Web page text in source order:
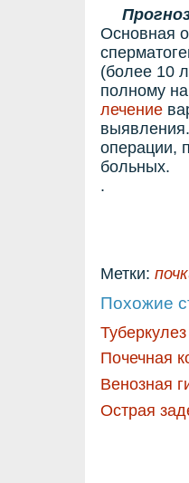
Основная
(более 10
полному
лечение
операции,
больных.
.
Метки:
Похожие
Почечная
Венозная
Острая